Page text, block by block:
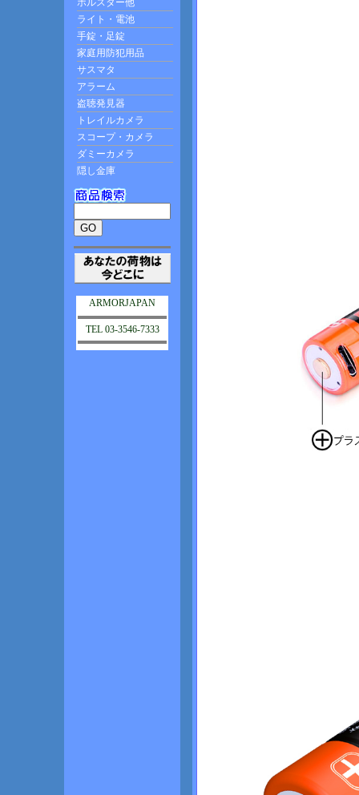
ARMORJAPAN
TEL 03-3546-7333